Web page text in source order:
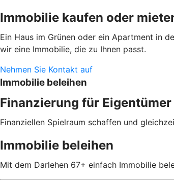
Immobilie kaufen oder
Ein Haus im Grünen oder ein Apartment in
wir eine Immobilie, die zu Ihnen passt.
Nehmen Sie Kontakt auf
Immobilie beleihen
Finanzierung für Eigentümer
Finanziellen Spielraum schaffen und
Immobilie beleihen
Mit dem Darlehen 67+ einfach Immobilie